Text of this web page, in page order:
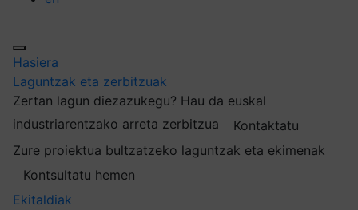
Hasiera
Laguntzak eta zerbitzuak
Zertan lagun diezazukegu? Hau da euskal
industriarentzako arreta zerbitzua
Kontaktatu
Zure proiektua bultzatzeko laguntzak eta ekimenak
Kontsultatu hemen
Ekitaldiak